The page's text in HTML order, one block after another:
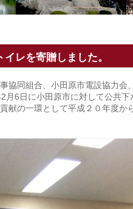
レを寄贈しました。
協同組合、小田原市電設協力会
月6日に小田原市に対して公共
献の一環として平成２０年度か